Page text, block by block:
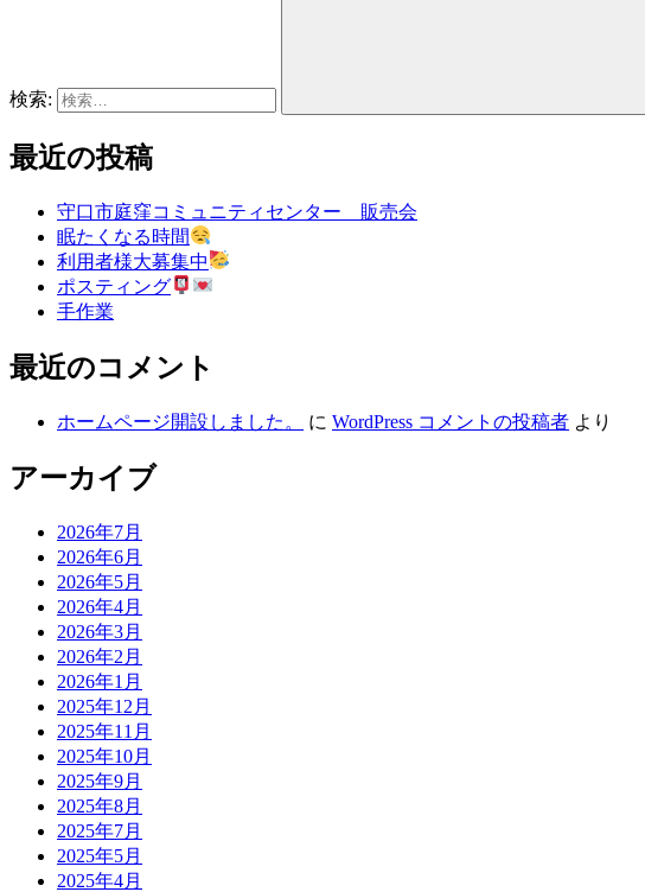
検索:
最近の投稿
守口市庭窪コミュニティセンター 販売会
眠たくなる時間
利用者様大募集中
ポスティング
手作業
最近のコメント
ホームページ開設しました。 に WordPress コメントの投稿者 より
アーカイブ
2026年7月
2026年6月
2026年5月
2026年4月
2026年3月
2026年2月
2026年1月
2025年12月
2025年11月
2025年10月
2025年9月
2025年8月
2025年7月
2025年5月
2025年4月